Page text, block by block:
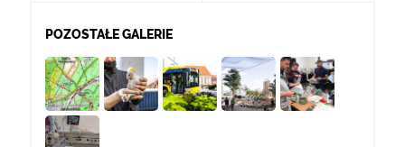
POZOSTAŁE GALERIE